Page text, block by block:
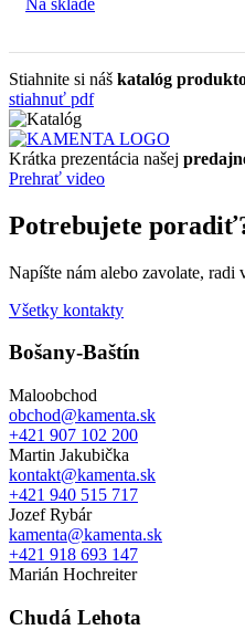
Stiahnite si náš katalóg
stiahnuť pdf
Krátka prezentácia našej
Prehrať video
Potrebujete
Napíšte nám alebo zavolate, radi
Všetky kontakty
Bošany-Baštín
Maloobchod
obchod@kamenta.sk
+421 907 102 200
Martin Jakubička
kontakt@kamenta.sk
+421 940 515 717
Jozef Rybár
kamenta@kamenta.sk
+421 918 693 147
Marián Hochreiter
Chudá Lehota